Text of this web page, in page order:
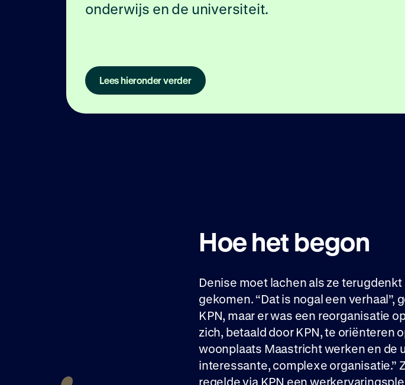
onderwijs en de universiteit.
Lees hieronder verder
Hoe het begon
Denise moet lachen als ze
gekomen. “Dat is nogal een verhaal”,
KPN, maar er was een reorganisatie
zich, betaald door KPN, te oriënteren
woonplaats Maastricht werken en de
interessante, complexe organisatie.”
regelde via KPN een